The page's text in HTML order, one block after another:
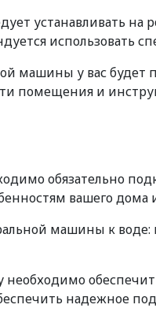
устанавливать
машины у вас
помещения и
обязательно
вашего дома
машины к
надежное